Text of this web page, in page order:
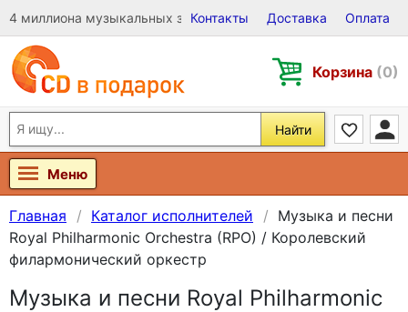
4 миллиона музыкальных записей на Виниле, CD и DVD
Контакты Доставка Оплата
Корзина (0)
Найти
Меню
Главная Каталог исполнителей
Музыка и песни
Royal Philharmonic Orchestra (RPO) / Королевский
филармонический оркестр
Музыка и песни Royal Philharmonic